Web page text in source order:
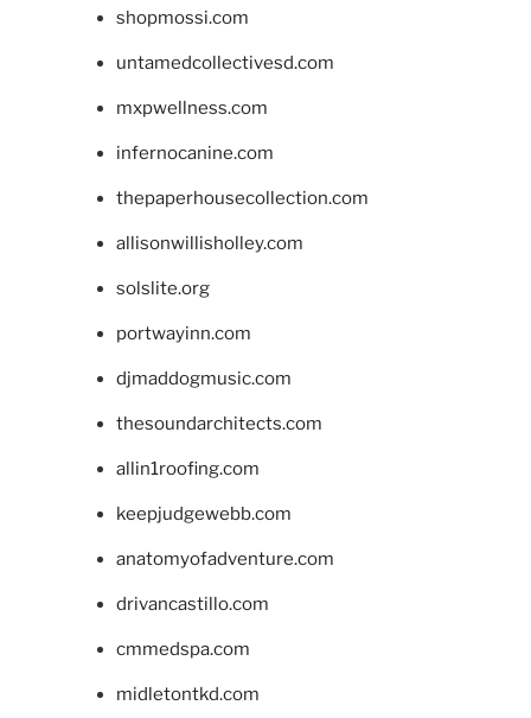
shopmossi.com
untamedcollectivesd.com
mxpwellness.com
infernocanine.com
thepaperhousecollection.com
allisonwillisholley.com
solslite.org
portwayinn.com
djmaddogmusic.com
thesoundarchitects.com
allin1roofing.com
keepjudgewebb.com
anatomyofadventure.com
drivancastillo.com
cmmedspa.com
midletontkd.com